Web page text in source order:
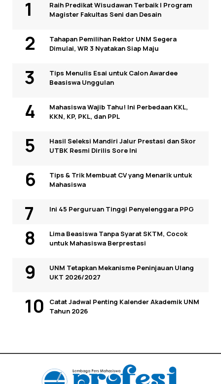
Raih Predikat Wisudawan Terbaik I Program
Magister Fakultas Seni dan Desain
Tahapan Pemilihan Rektor UNM Segera
Dimulai, WR 3 Nyatakan Siap Maju
Tips Menulis Esai untuk Calon Awardee
Beasiswa Unggulan
Mahasiswa Wajib Tahu! Ini Perbedaan KKL,
KKN, KP, PKL, dan PPL
Hasil Seleksi Mandiri Jalur Prestasi dan Skor
UTBK Resmi Dirilis Sore Ini
Tips & Trik Membuat CV yang Menarik untuk
Mahasiswa
Ini 45 Perguruan Tinggi Penyelenggara PPG
Lima Beasiswa Tanpa Syarat SKTM, Cocok
untuk Mahasiswa Berprestasi
UNM Tetapkan Mekanisme Peninjauan Ulang
UKT 2026/2027
Catat Jadwal Penting Kalender Akademik UNM
Tahun 2026